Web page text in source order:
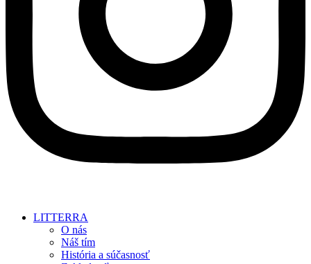
LITTERRA
O nás
Náš tím
História a súčasnosť